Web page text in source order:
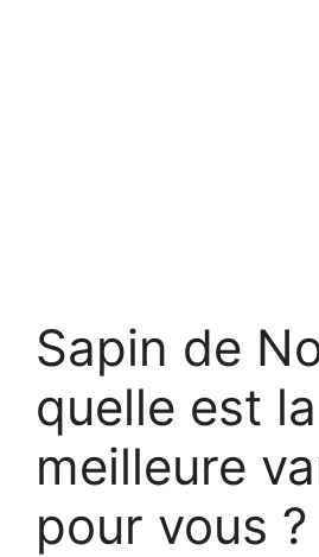
Sapin de
quelle est la
meilleure
pour vous ?